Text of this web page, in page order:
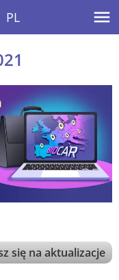
PL
się na aktualizacje